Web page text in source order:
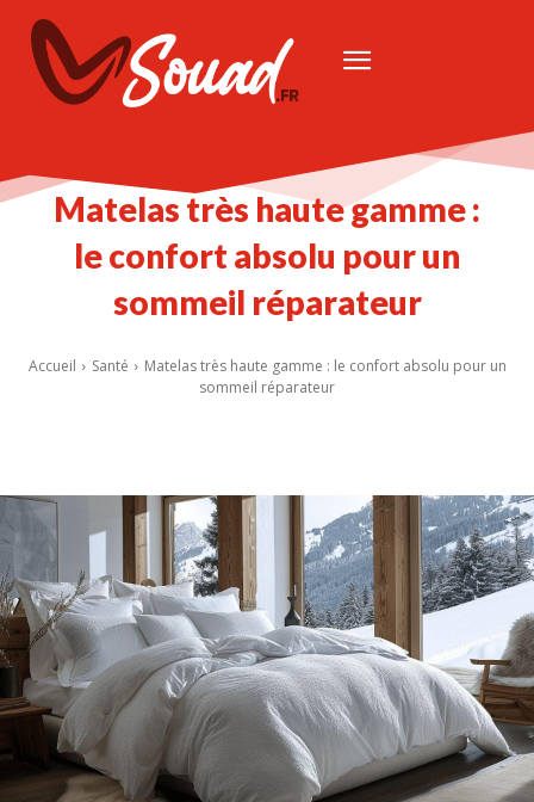
Matelas très haute gamme :
le confort absolu pour un
sommeil réparateur
Accueil Santé
Matelas très haute gamme : le confort absolu pour un
sommeil réparateur